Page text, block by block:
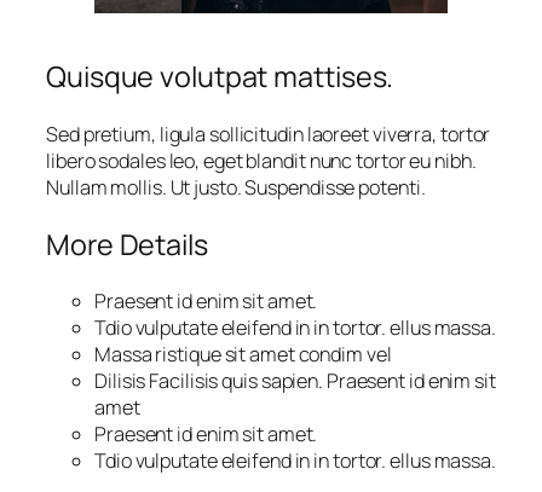
Quisque volutpat mattises.
Sed pretium, ligula sollicitudin laoreet viverra, tortor
libero sodales leo, eget blandit nunc tortor eu nibh.
Nullam mollis. Ut justo. Suspendisse potenti.
More Details
Praesent id enim sit amet.
Tdio vulputate eleifend in in tortor. ellus massa.
Massa ristique sit amet condim vel
Dilisis Facilisis quis sapien. Praesent id enim sit
amet
Praesent id enim sit amet.
Tdio vulputate eleifend in in tortor. ellus massa.